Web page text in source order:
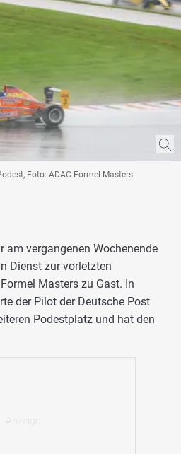
Foto: ADAC Formel Masters
am vergangenen Wochenende
Dienst zur vorletzten
Masters zu Gast. In
der Pilot der Deutsche Post
Podestplatz und hat den